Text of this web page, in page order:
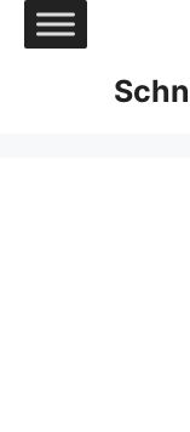
Zum
Inhalt